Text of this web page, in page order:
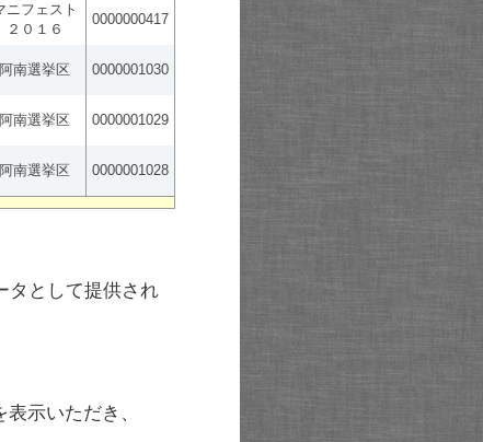
ニフェスト
２０１６
0000000417
阿南選挙区 0000001030
阿南選挙区 0000001029
阿南選挙区 0000001028
タとして提供され
示いただき、